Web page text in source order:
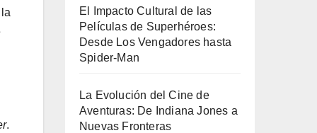
.
El Impacto Cultural de las
Películas de Superhéroes:
Desde Los Vengadores hasta
Spider-Man
La Evolución del Cine de
Aventuras: De Indiana Jones a
Nuevas Fronteras